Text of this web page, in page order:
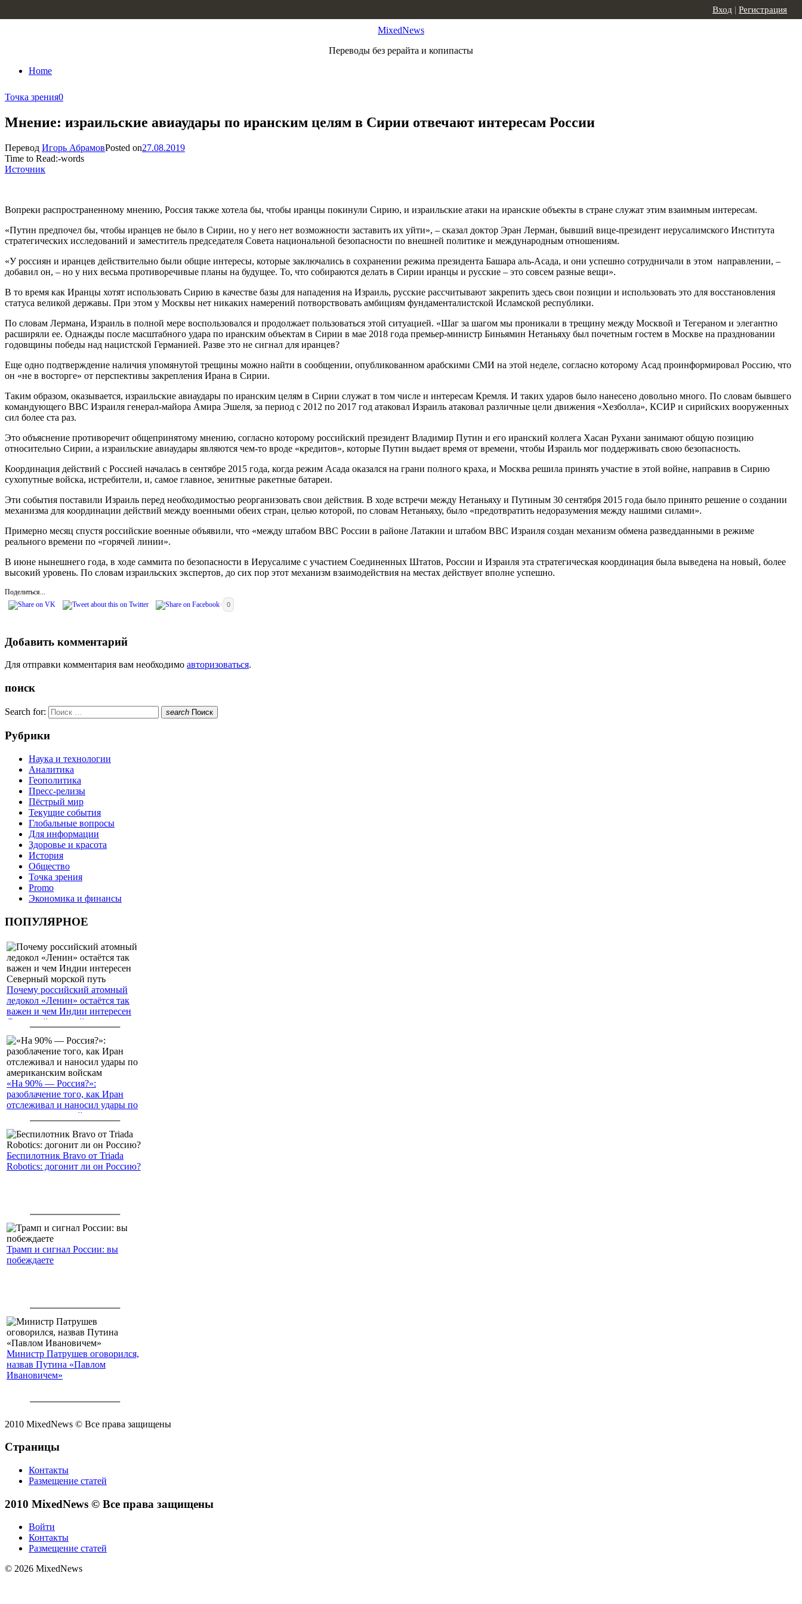
MixedNews
Переводы без рерайта и копипасты
Home
Вход | Регистрация
Точка зрения0
Мнение: израильские авиаудары по иранским целям в Сирии отвечают интересам России
Перевод Игорь АбрамовPosted on27.08.2019
Time to Read:-words
Источник
Вопреки распространенному мнению, Россия также хотела бы, чтобы иранцы покинули Сирию, и израильские атаки на иранские объекты в стране служат этим взаимным интересам.
«Путин предпочел бы, чтобы иранцев не было в Сирии, но у него нет возможности заставить их уйти», – сказал доктор Эран Лерман, бывший вице-президент иерусалимского Института
стратегических исследований и заместитель председателя Совета национальной безопасности по внешней политике и международным отношениям.
«У россиян и иранцев действительно были общие интересы, которые заключались в сохранении режима президента Башара аль-Асада, и они успешно сотрудничали в этом направлении, –
добавил он, – но у них весьма противоречивые планы на будущее. То, что собираются делать в Сирии иранцы и русские – это совсем разные вещи».
В то время как Иранцы хотят использовать Сирию в качестве базы для нападения на Израиль, русские рассчитывают закрепить здесь свои позиции и использовать это для восстановления
статуса великой державы. При этом у Москвы нет никаких намерений потворствовать амбициям фундаменталистской Исламской республики.
По словам Лермана, Израиль в полной мере воспользовался и продолжает пользоваться этой ситуацией. «Шаг за шагом мы проникали в трещину между Москвой и Тегераном и элегантно
расширяли ее. Однажды после масштабного удара по иранским объектам в Сирии в мае 2018 года премьер-министр Биньямин Нетаньяху был почетным гостем в Москве на праздновании
годовщины победы над нацистской Германией. Разве это не сигнал для иранцев?
Еще одно подтверждение наличия упомянутой трещины можно найти в сообщении, опубликованном арабскими СМИ на этой неделе, согласно которому Асад проинформировал Россию, что
он «не в восторге» от перспективы закрепления Ирана в Сирии.
Таким образом, оказывается, израильские авиаудары по иранским целям в Сирии служат в том числе и интересам Кремля. И таких ударов было нанесено довольно много. По словам бывшего
командующего ВВС Израиля генерал-майора Амира Эшеля, за период с 2012 по 2017 год атаковал Израиль атаковал различные цели движения «Хезболла», КСИР и сирийских вооруженных
сил более ста раз.
Это объяснение противоречит общепринятому мнению, согласно которому российский президент Владимир Путин и его иранский коллега Хасан Рухани занимают общую позицию
относительно Сирии, а израильские авиаудары являются чем-то вроде «кредитов», которые Путин выдает время от времени, чтобы Израиль мог поддерживать свою безопасность.
Координация действий с Россией началась в сентябре 2015 года, когда режим Асада оказался на грани полного краха, и Москва решила принять участие в этой войне, направив в Сирию
сухопутные войска, истребители, и, самое главное, зенитные ракетные батареи.
Эти события поставили Израиль перед необходимостью реорганизовать свои действия. В ходе встречи между Нетаньяху и Путиным 30 сентября 2015 года было принято решение о создании
механизма для координации действий между военными обеих стран, целью которой, по словам Нетаньяху, было «предотвратить недоразумения между нашими силами».
Примерно месяц спустя российские военные объявили, что «между штабом ВВС России в районе Латакии и штабом ВВС Израиля создан механизм обмена разведданными в режиме
реального времени по «горячей линии».
В июне нынешнего года, в ходе саммита по безопасности в Иерусалиме с участием Соединенных Штатов, России и Израиля эта стратегическая координация была выведена на новый, более
высокий уровень. По словам израильских экспертов, до сих пор этот механизм взаимодействия на местах действует вполне успешно.
Поделиться...
0
Добавить комментарий
Для отправки комментария вам необходимо авторизоваться.
поиск
Search for: search Поиск
Рубрики
Наука и технологии
Аналитика
Геополитика
Пресс-релизы
Пёстрый мир
Текущие события
Глобальные вопросы
Для информации
Здоровье и красота
История
Общество
Точка зрения
Promo
Экономика и финансы
ПОПУЛЯРНОЕ
Почему российский атомный
ледокол «Ленин» остаётся так
важен и чем Индии интересен
Северный морской путь
«На 90% — Россия?»:
разоблачение того, как Иран
отслеживал и наносил удары по
американским войскам
Беспилотник Bravo от Triada
Robotics: догонит ли он Россию?
Трамп и сигнал России: вы
побеждаете
Министр Патрушев оговорился,
назвав Путина «Павлом
Ивановичем»
2010 MixedNews © Все права защищены
Страницы
Контакты
Размещение статей
2010 MixedNews © Все права защищены
Войти
Контакты
Размещение статей
© 2026 MixedNews